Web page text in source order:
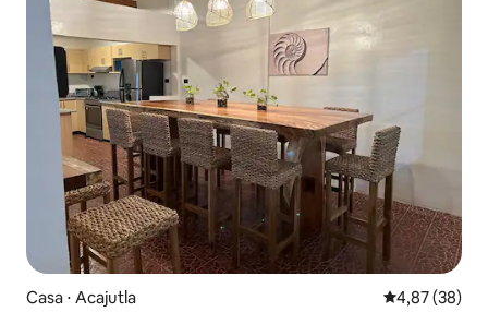
Casa ⋅ Acajutla 4,87 de uma
4,87 (38)